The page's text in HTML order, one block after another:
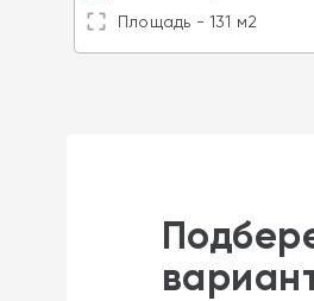
Площадь - 131 м2